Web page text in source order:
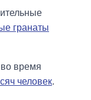
гранаты
время
человек.